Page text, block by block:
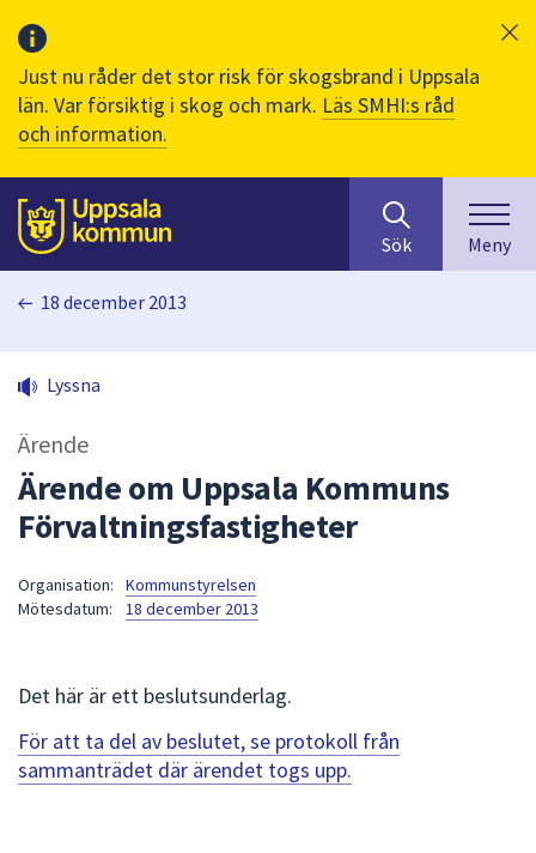
Just nu råder det stor risk för skogsbrand i Uppsala
län. Var försiktig i skog och mark. Läs SMHI:s råd
och information.
Till sidans
huvudinnehåll
efter
innehåll
på
sökfältet
kommer
sökförslag
för
att
navigera
Sök Meny
18 december 2013
Lyssna
Ärende
Ärende om Uppsala Kommuns
Förvaltningsfastigheter
Organisation:
Kommunstyrelsen
Mötesdatum:
18 december 2013
Det här är ett beslutsunderlag.
För att ta del av beslutet, se protokoll från
sammanträdet där ärendet togs upp.